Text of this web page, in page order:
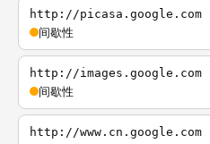
http://picasa.google.com
间歇性
http://images.google.com
间歇性
http://www.cn.google.com